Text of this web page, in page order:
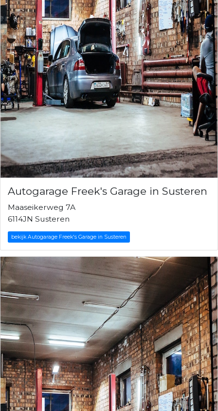
Autogarage Freek's Garage in Susteren
Maaseikerweg 7A
6114JN Susteren
bekijk Autogarage Freek's Garage in Susteren